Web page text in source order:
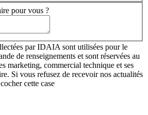
pour vous ?
par IDAIA sont utilisées pour le
de renseignements et sont réservées au
marketing, commercial technique et ses
Si vous refusez de recevoir nos actualités
cette case